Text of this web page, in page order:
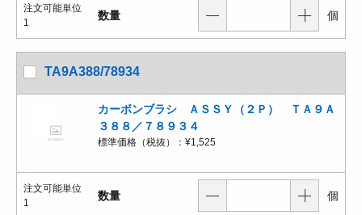
注文可能単位
1
数量 個
TA9A388/78934
カーボンブラシ ＡＳＳＹ（２Ｐ） ＴＡ９Ａ
３８８／７８９３４
標準価格（税抜）： ¥1,525
注文可能単位
1
数量 個